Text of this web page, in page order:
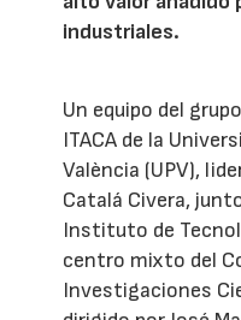
industriales.
Un equipo del
ITACA de la
València (UPV),
Catalá Civera,
Instituto de
centro mixto del
Investigaciones